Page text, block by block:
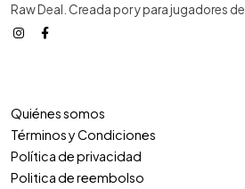
Raw Deal. Creada por y para jugadores de
Quiénes somos
Términos y Condiciones
Política de privacidad
Politica de reembolso